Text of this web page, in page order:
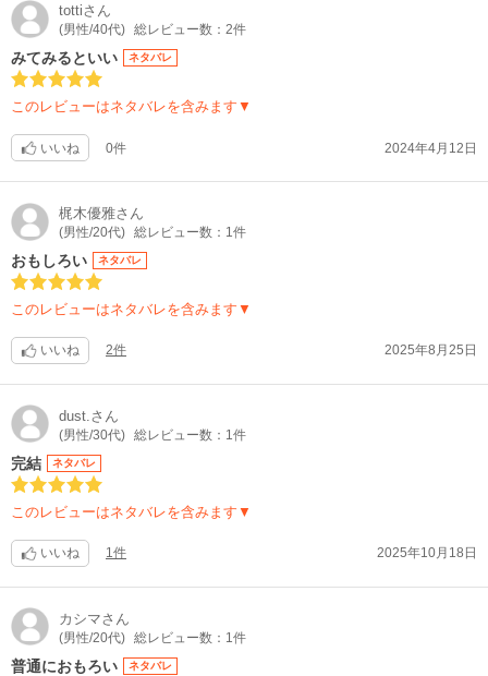
tottiさん
(男性/40代) 総レビュー数：2件
みてみるといい ネタバレ
このレビューはネタバレを含みます▼
いいね 0件 2024年4月12日
梶木優雅さん
(男性/20代) 総レビュー数：1件
おもしろい ネタバレ
このレビューはネタバレを含みます▼
いいね 2件 2025年8月25日
dust. さん
(男性/30代) 総レビュー数：1件
完結 ネタバレ
このレビューはネタバレを含みます▼
いいね 1件 2025年10月18日
カシマさん
(男性/20代) 総レビュー数：1件
普通におもろい ネタバレ